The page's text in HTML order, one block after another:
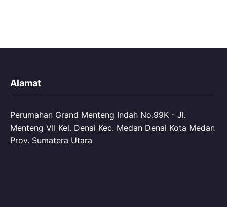
Alamat
Perumahan Grand Menteng Indah No.99K - Jl.
Menteng VII Kel. Denai Kec. Medan Denai Kota Medan
Prov. Sumatera Utara